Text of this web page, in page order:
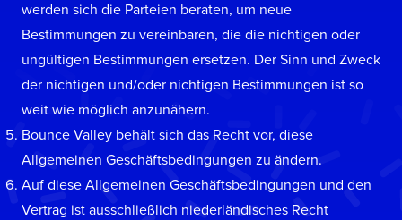
werden sich die Parteien beraten, um neue
Bestimmungen zu vereinbaren, die die nichtigen oder
ungültigen Bestimmungen ersetzen. Der Sinn und Zweck
der nichtigen und/oder nichtigen Bestimmungen ist so
weit wie möglich anzunähern.
Bounce Valley behält sich das Recht vor, diese
Allgemeinen Geschäftsbedingungen zu ändern.
Auf diese Allgemeinen Geschäftsbedingungen und den
Vertrag ist ausschließlich niederländisches Recht